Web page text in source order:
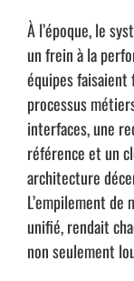
À l’époque, le
un frein à la
équipes faisaient
processus
interfaces, une
référence et un
architecture
L’empilement de
unifié, rendait
non seulement